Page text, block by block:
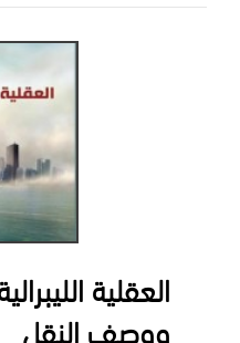
العقلية
ووصف النقل